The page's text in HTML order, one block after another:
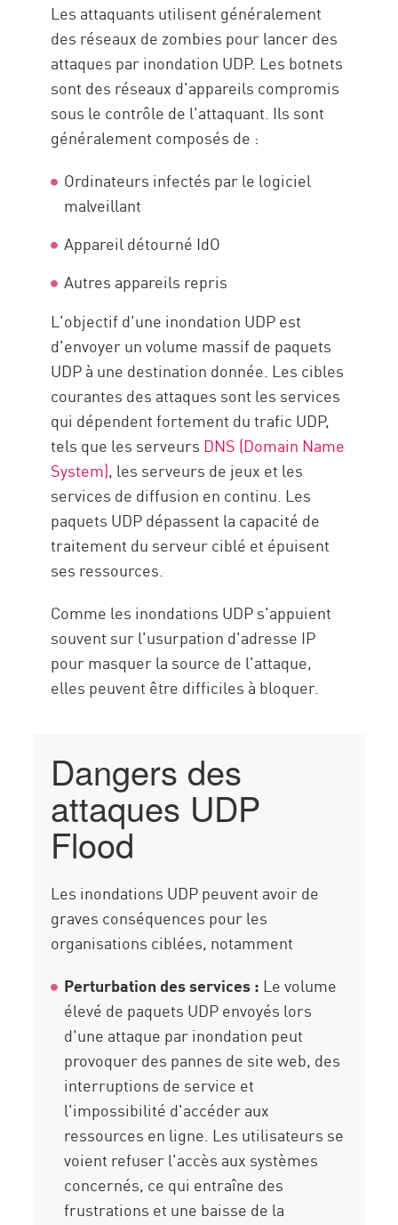
Les attaquants utilisent généralement
des réseaux de zombies pour lancer des
attaques par inondation UDP. Les botnets
sont des réseaux d'appareils compromis
sous le contrôle de l'attaquant. Ils sont
généralement composés de :
Ordinateurs infectés par le logiciel
malveillant
Appareil détourné IdO
Autres appareils repris
L'objectif d'une inondation UDP est
d'envoyer un volume massif de paquets
UDP à une destination donnée. Les cibles
courantes des attaques sont les services
qui dépendent fortement du trafic UDP,
tels que les serveurs DNS (Domain Name
System), les serveurs de jeux et les
services de diffusion en continu. Les
paquets UDP dépassent la capacité de
traitement du serveur ciblé et épuisent
ses ressources.
Comme les inondations UDP s'appuient
souvent sur l'usurpation d'adresse IP
pour masquer la source de l'attaque,
elles peuvent être difficiles à bloquer.
Dangers des
attaques UDP
Flood
Les inondations UDP peuvent avoir de
graves conséquences pour les
organisations ciblées, notamment
Perturbation des services : Le volume
élevé de paquets UDP envoyés lors
d'une attaque par inondation peut
provoquer des pannes de site web, des
interruptions de service et
l'impossibilité d'accéder aux
ressources en ligne. Les utilisateurs se
voient refuser l'accès aux systèmes
concernés, ce qui entraîne des
frustrations et une baisse de la